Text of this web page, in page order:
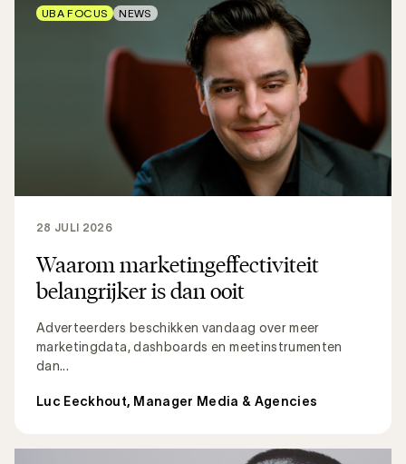
Waarom marketingeffectiviteit
belangrijker is dan ooit
Adverteerders beschikken vandaag over meer
marketingdata, dashboards en meetinstrumenten
dan...
28 JULI 2026
Luc Eeckhout, Manager Media & Agencies
UBA FOCUS NEWS